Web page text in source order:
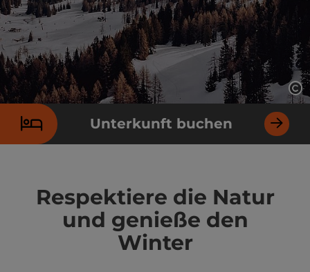
Unterkunft buchen
Respektiere die Natur
und genieße den
Winter